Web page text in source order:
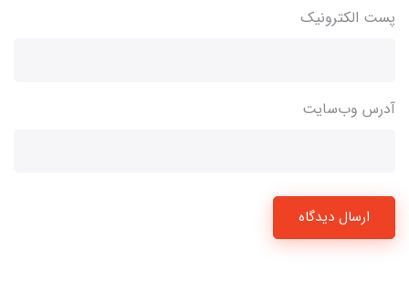
پست الکترونیک
آدرس وب‌سایت
ارسال دیدگاه